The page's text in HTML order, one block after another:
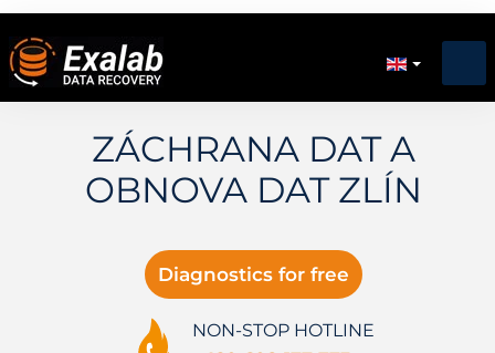
ZÁCHRANA DAT A
OBNOVA DAT ZLÍN
Diagnostics for free
NON-STOP HOTLINE